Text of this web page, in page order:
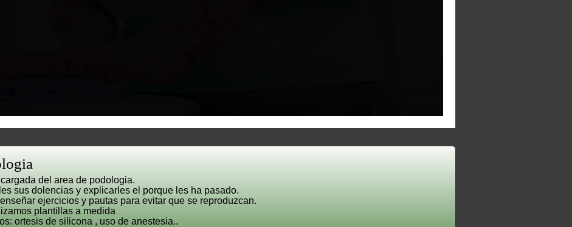
del area de podologia.
sus dolencias y explicarles el porque les ha pasado.
ejercicios y pautas para evitar que se reproduzcan.
plantillas a medida
ortesis de silicona , uso de anestesia..